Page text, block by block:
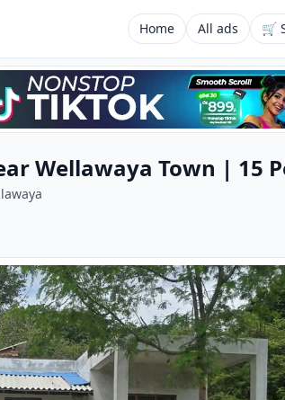
Home All ads 🛒
Wellawaya Town | 15